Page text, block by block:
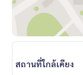
สถานที่ใกล้เคียง